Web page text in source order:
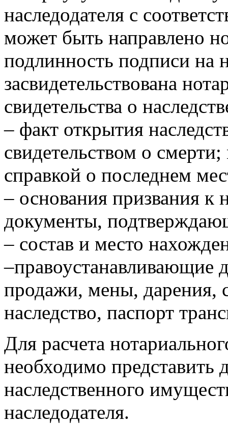
наследодателя с
может быть направлено
подлинность подписи на
засвидетельствована
свидетельства о
– факт открытия
свидетельством о
справкой о последнем
– основания призвания к
документы,
– состав и место
–правоустанавливающие
продажи, мены, дарения,
наследство, паспорт
Для расчета
необходимо представить
наследственного
наследодателя.